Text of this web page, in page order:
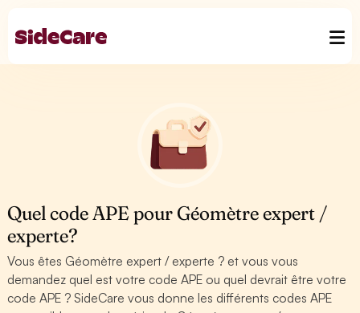
Quel code APE pour Géomètre expert /
experte?
Vous êtes Géomètre expert / experte ? et vous vous
demandez quel est votre code APE ou quel devrait être votre
code APE ? SideCare vous donne les différents codes APE